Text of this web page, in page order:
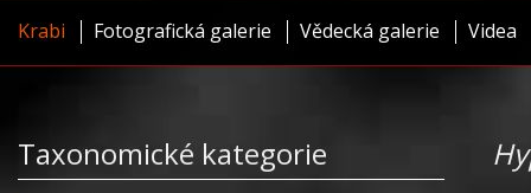
Krabi Fotografická galerie Vědecká galerie Videa
Taxonomické kategorie